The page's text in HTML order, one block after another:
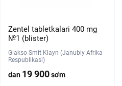
Zentel tabletkalari 400 mg
№1 (blister)
Glakso Smit Klayn (Janubiy Afrika
Respublikasi)
dan 19 900so'm